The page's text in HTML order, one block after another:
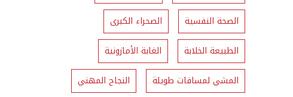
الصحة النفسية
الصحراء الكبرى
الطبيعة الخلابة
الغابة الأمازونية
المشي لمسافات طويلة
النجاح المهني